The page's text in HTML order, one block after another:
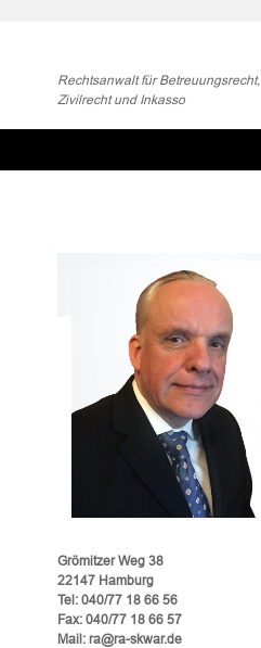
Rechtsanwalt für Betreuungsrecht,
Zivilrecht und Inkasso
Grömitzer Weg 38
22147 Hamburg
Tel: 040/77 18 66 56
Fax: 040/77 18 66 57
Mail: ra@ra-skwar.de